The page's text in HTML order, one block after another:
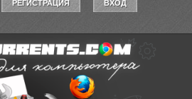
РЕГИСТРАЦИЯ ВХОД